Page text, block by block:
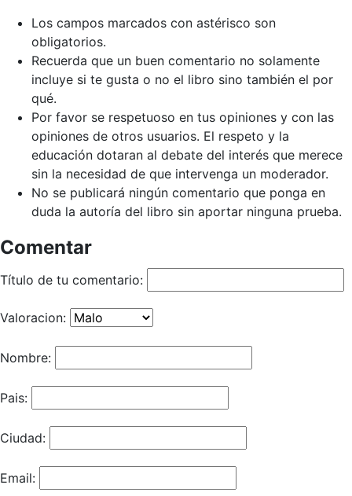
Los campos marcados con astérisco son
obligatorios.
Recuerda que un buen comentario no solamente
incluye si te gusta o no el libro sino también el por
qué.
Por favor se respetuoso en tus opiniones y con las
opiniones de otros usuarios. El respeto y la
educación dotaran al debate del interés que merece
sin la necesidad de que intervenga un moderador.
No se publicará ningún comentario que ponga en
duda la autoría del libro sin aportar ninguna prueba.
Comentar
Título de tu comentario:
Valoracion:
Nombre:
Pais:
Ciudad:
Email: